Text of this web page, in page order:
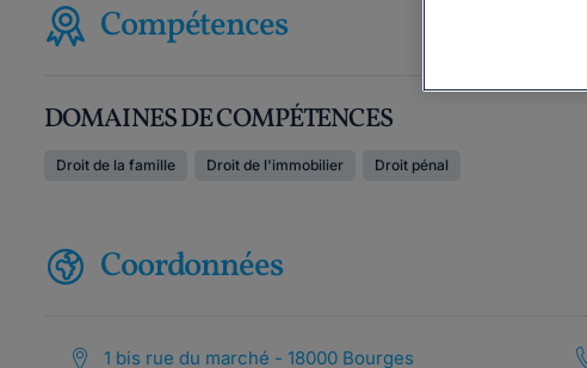
Compétences
DOMAINES DE COMPÉTENCES
Droit de la famille Droit de l'immobilier Droit pénal
Coordonnées
1 bis rue du marché - 18000 Bourges